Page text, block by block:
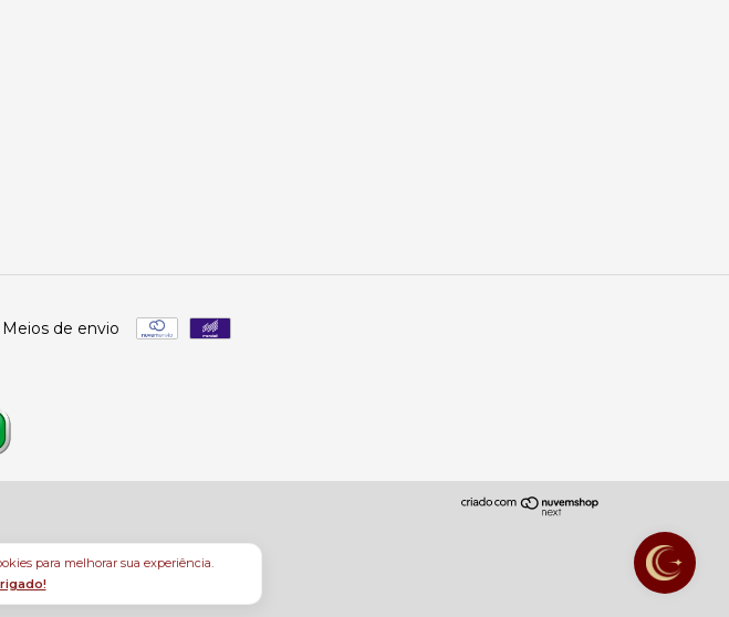
para melhorar sua experiência.
Meios de envio